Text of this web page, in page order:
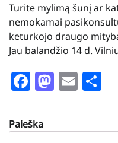
Turite mylimą šunį ar
nemokamai
keturkojo draugo
Jau balandžio 14 d.
Facebook
Email
Paieška